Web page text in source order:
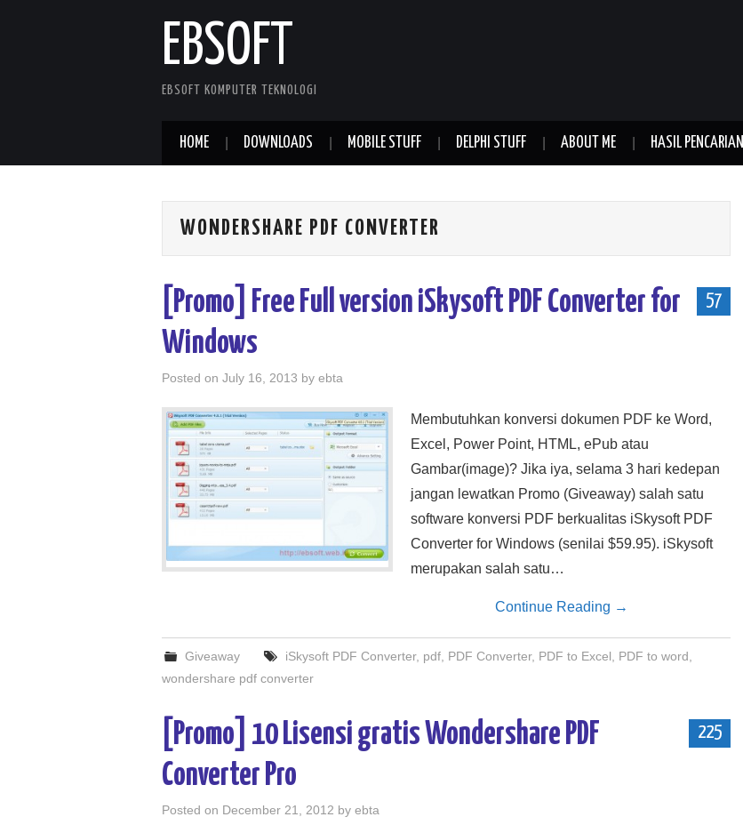
EBSOFT
EBSOFT KOMPUTER TEKNOLOGI
HOME DOWNLOADS MOBILE STUFF DELPHI STUFF ABOUT ME HASIL PENCARIAN
WONDERSHARE PDF CONVERTER
57
[Promo] Free Full version iSkysoft PDF Converter for
Windows
Posted on July 16, 2013 by ebta
Membutuhkan konversi dokumen PDF ke Word,
Excel, Power Point, HTML, ePub atau
Gambar(image)? Jika iya, selama 3 hari kedepan
jangan lewatkan Promo (Giveaway) salah satu
software konversi PDF berkualitas iSkysoft PDF
Converter for Windows (senilai $59.95). iSkysoft
merupakan salah satu…
Continue Reading →
Giveaway iSkysoft PDF Converter, pdf, PDF Converter, PDF to Excel PDF to word
wondershare pdf converter
225
[Promo] 10 Lisensi gratis Wondershare PDF
Converter Pro
Posted on December 21, 2012 by ebta